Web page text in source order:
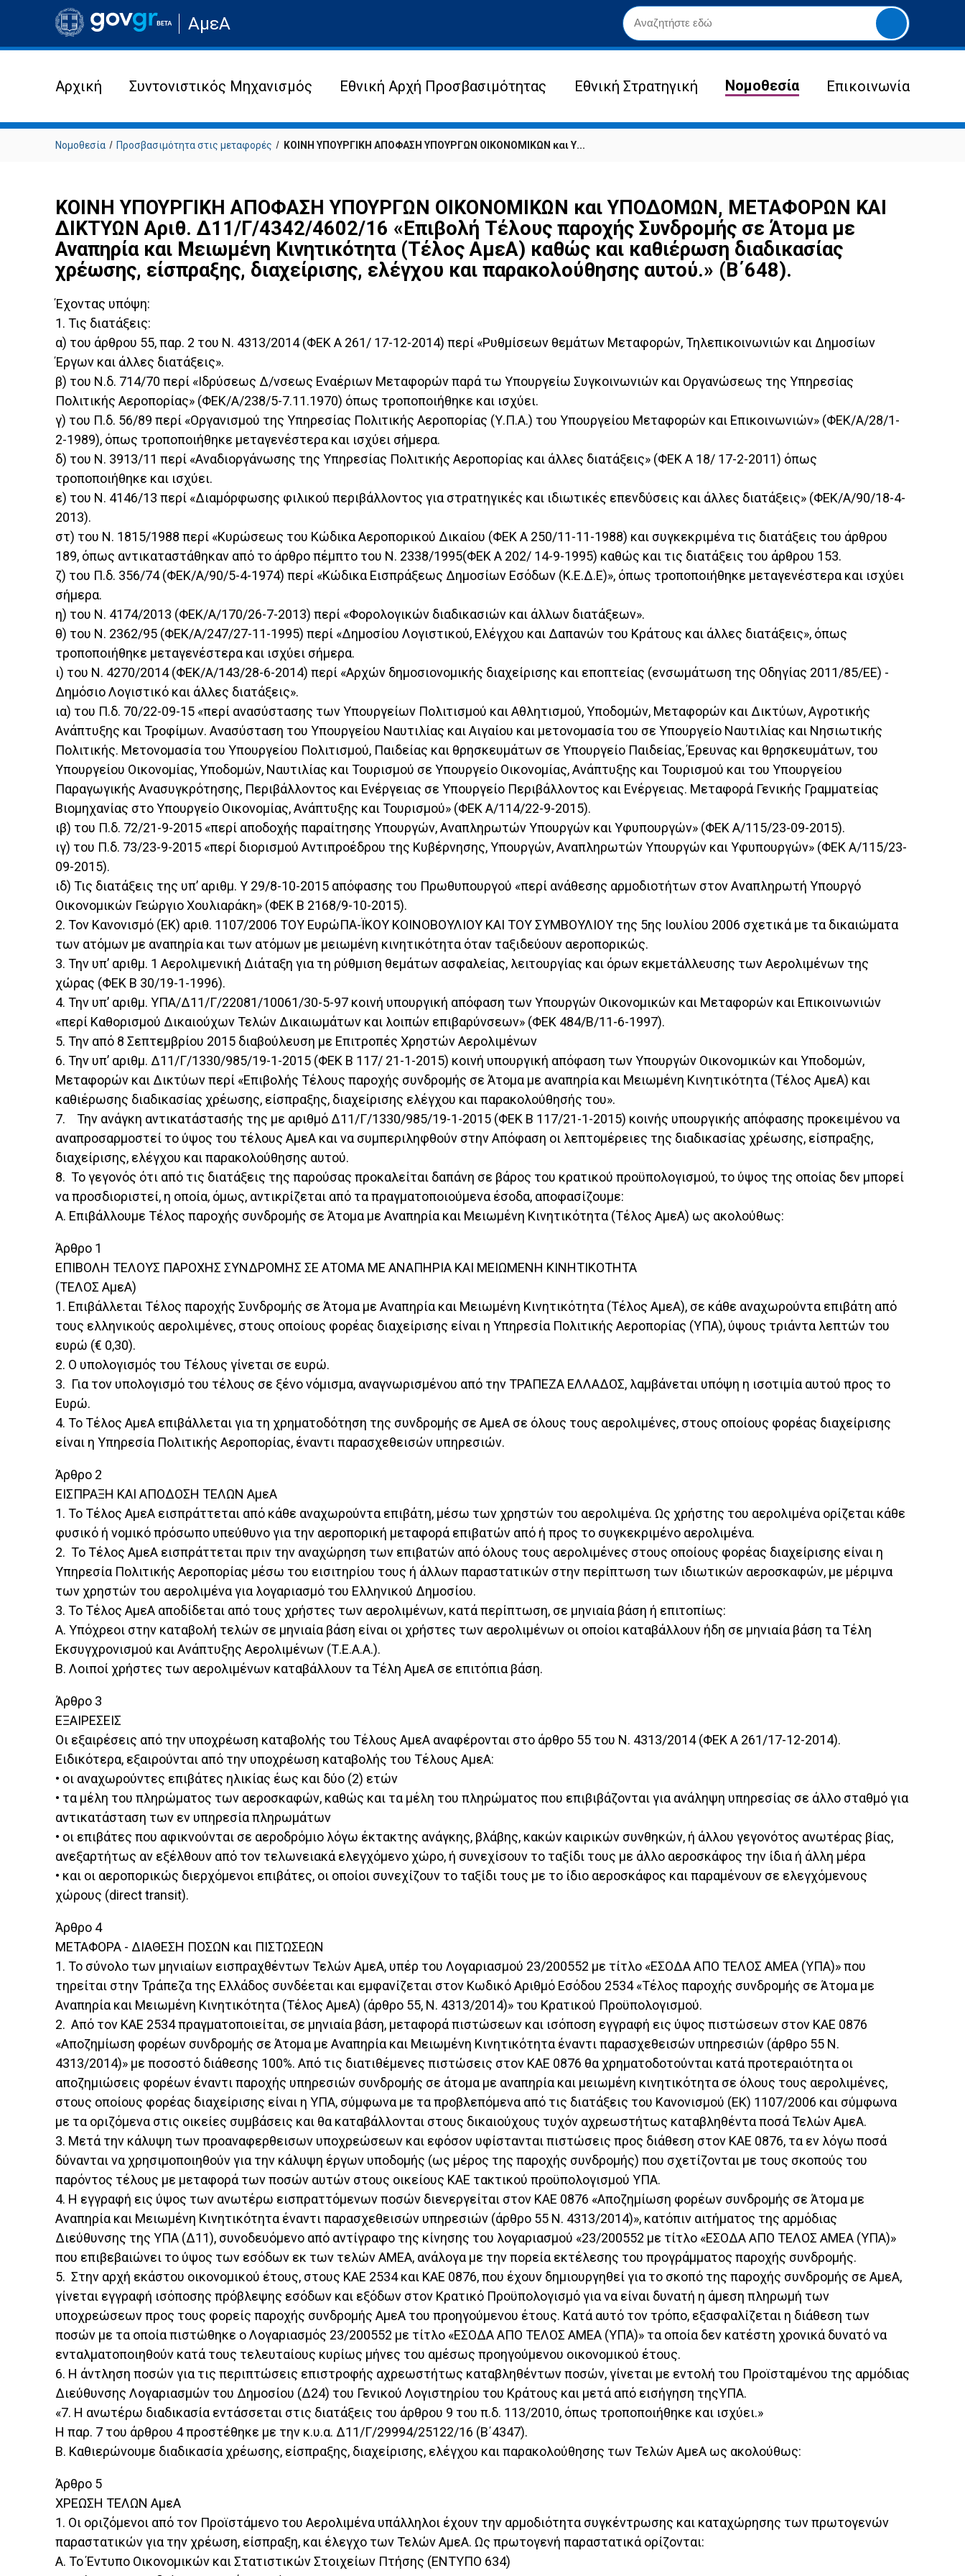
Μετάβαση
στην
σελίδα
ιστότοπου
ΑμεΑ
Yποβολή
αναζήτησης
Αρχική Συντονιστικός Μηχανισμός Εθνική Αρχή Προσβασιμότητας Εθνική Στρατηγική Νομοθεσία Επικοινωνία
Νομοθεσία Προσβασιμότητα στις μεταφορές ΚΟΙΝΗ ΥΠΟΥΡΓΙΚΗ ΑΠΟΦΑΣΗ ΥΠΟΥΡΓΩΝ ΟΙΚΟΝΟΜΙΚΩΝ και Υ...
ΚΟΙΝΗ ΥΠΟΥΡΓΙΚΗ ΑΠΟΦΑΣΗ ΥΠΟΥΡΓΩΝ ΟΙΚΟΝΟΜΙΚΩΝ και ΥΠΟΔΟΜΩΝ, ΜΕΤΑΦΟΡΩΝ ΚΑΙ
ΔΙΚΤΥΩΝ Αριθ. Δ11/Γ/4342/4602/16 «Επιβολή Τέλους παροχής Συνδρομής σε Άτομα με
Αναπηρία και Μειωμένη Κινητικότητα (Τέλος ΑμεΑ) καθώς και καθιέρωση διαδικασίας
χρέωσης, είσπραξης, διαχείρισης, ελέγχου και παρακολούθησης αυτού.» (Β΄648).
Έχοντας υπόψη:
1. Τις διατάξεις:
α) του άρθρου 55, παρ. 2 του Ν. 4313/2014 (ΦΕΚ Α 261/ 17-12-2014) περί «Ρυθμίσεων θεμάτων Μεταφορών, Τηλεπικοινωνιών και Δημοσίων
Έργων και άλλες διατάξεις».
β) του Ν.δ. 714/70 περί «Ιδρύσεως Δ/νσεως Εναέριων Μεταφορών παρά τω Υπουργείω Συγκοινωνιών και Οργανώσεως της Υπηρεσίας
Πολιτικής Αεροπορίας» (ΦΕΚ/Α/238/5-7.11.1970) όπως τροποποιήθηκε και ισχύει.
γ) του Π.δ. 56/89 περί «Οργανισμού της Υπηρεσίας Πολιτικής Αεροπορίας (Υ.Π.Α.) του Υπουργείου Μεταφορών και Επικοινωνιών» (ΦΕΚ/Α/28/1-
2-1989), όπως τροποποιήθηκε μεταγενέστερα και ισχύει σήμερα.
δ) του Ν. 3913/11 περί «Αναδιοργάνωσης της Υπηρεσίας Πολιτικής Αεροπορίας και άλλες διατάξεις» (ΦΕΚ Α 18/ 17-2-2011) όπως
τροποποιήθηκε και ισχύει.
ε) του Ν. 4146/13 περί «Διαμόρφωσης φιλικού περιβάλλοντος για στρατηγικές και ιδιωτικές επενδύσεις και άλλες διατάξεις» (ΦΕΚ/Α/90/18-4-
2013).
στ) του Ν. 1815/1988 περί «Κυρώσεως του Κώδικα Αεροπορικού Δικαίου (ΦΕΚ Α 250/11-11-1988) και συγκεκριμένα τις διατάξεις του άρθρου
189, όπως αντικαταστάθηκαν από το άρθρο πέμπτο του Ν. 2338/1995(ΦΕΚ Α 202/ 14-9-1995) καθώς και τις διατάξεις του άρθρου 153.
ζ) του Π.δ. 356/74 (ΦΕΚ/Α/90/5-4-1974) περί «Κώδικα Εισπράξεως Δημοσίων Εσόδων (Κ.Ε.Δ.Ε)», όπως τροποποιήθηκε μεταγενέστερα και ισχύει
σήμερα.
η) του Ν. 4174/2013 (ΦΕΚ/Α/170/26-7-2013) περί «Φορολογικών διαδικασιών και άλλων διατάξεων».
θ) του Ν. 2362/95 (ΦΕΚ/Α/247/27-11-1995) περί «Δημοσίου Λογιστικού, Ελέγχου και Δαπανών του Κράτους και άλλες διατάξεις», όπως
τροποποιήθηκε μεταγενέστερα και ισχύει σήμερα.
ι) του Ν. 4270/2014 (ΦΕΚ/Α/143/28-6-2014) περί «Αρχών δημοσιονομικής διαχείρισης και εποπτείας (ενσωμάτωση της Οδηγίας 2011/85/ΕΕ) -
Δημόσιο Λογιστικό και άλλες διατάξεις».
ια) του Π.δ. 70/22-09-15 «περί ανασύστασης των Υπουργείων Πολιτισμού και Αθλητισμού, Υποδομών, Μεταφορών και Δικτύων, Αγροτικής
Ανάπτυξης και Τροφίμων. Ανασύσταση του Υπουργείου Ναυτιλίας και Αιγαίου και μετονομασία του σε Υπουργείο Ναυτιλίας και Νησιωτικής
Πολιτικής. Μετονομασία του Υπουργείου Πολιτισμού, Παιδείας και θρησκευμάτων σε Υπουργείο Παιδείας, Έρευνας και θρησκευμάτων, του
Υπουργείου Οικονομίας, Υποδομών, Ναυτιλίας και Τουρισμού σε Υπουργείο Οικονομίας, Ανάπτυξης και Τουρισμού και του Υπουργείου
Παραγωγικής Ανασυγκρότησης, Περιβάλλοντος και Ενέργειας σε Υπουργείο Περιβάλλοντος και Ενέργειας. Μεταφορά Γενικής Γραμματείας
Βιομηχανίας στο Υπουργείο Οικονομίας, Ανάπτυξης και Τουρισμού» (ΦΕΚ Α/114/22-9-2015).
ιβ) του Π.δ. 72/21-9-2015 «περί αποδοχής παραίτησης Υπουργών, Αναπληρωτών Υπουργών και Υφυπουργών» (ΦΕΚ Α/115/23-09-2015).
ιγ) του Π.δ. 73/23-9-2015 «περί διορισμού Αντιπροέδρου της Κυβέρνησης, Υπουργών, Αναπληρωτών Υπουργών και Υφυπουργών» (ΦΕΚ Α/115/23-
09-2015).
ιδ) Τις διατάξεις της υπ’ αριθμ. Υ 29/8-10-2015 απόφασης του Πρωθυπουργού «περί ανάθεσης αρμοδιοτήτων στον Αναπληρωτή Υπουργό
Οικονομικών Γεώργιο Χουλιαράκη» (ΦΕΚ Β 2168/9-10-2015).
2. Τον Κανονισμό (ΕΚ) αριθ. 1107/2006 ΤΟΥ ΕυρώΠΑ-ΪΚΟΥ ΚΟΙΝΟΒΟΥΛΙΟΥ ΚΑΙ ΤΟΥ ΣΥΜΒΟΥΛΙΟΥ της 5ης Ιουλίου 2006 σχετικά με τα δικαιώματα
των ατόμων με αναπηρία και των ατόμων με μειωμένη κινητικότητα όταν ταξιδεύουν αεροπορικώς.
3. Την υπ’ αριθμ. 1 Αερολιμενική Διάταξη για τη ρύθμιση θεμάτων ασφαλείας, λειτουργίας και όρων εκμετάλλευσης των Αερολιμένων της
χώρας (ΦΕΚ Β 30/19-1-1996).
4. Την υπ’ αριθμ. ΥΠΑ/Δ11/Γ/22081/10061/30-5-97 κοινή υπουργική απόφαση των Υπουργών Οικονομικών και Μεταφορών και Επικοινωνιών
«περί Καθορισμού Δικαιούχων Τελών Δικαιωμάτων και λοιπών επιβαρύνσεων» (ΦΕΚ 484/Β/11-6-1997).
5. Την από 8 Σεπτεμβρίου 2015 διαβούλευση με Επιτροπές Χρηστών Αερολιμένων
6. Την υπ’ αριθμ. Δ11/Γ/1330/985/19-1-2015 (ΦΕΚ Β 117/ 21-1-2015) κοινή υπουργική απόφαση των Υπουργών Οικονομικών και Υποδομών,
Μεταφορών και Δικτύων περί «Επιβολής Τέλους παροχής συνδρομής σε Άτομα με αναπηρία και Μειωμένη Κινητικότητα (Τέλος ΑμεΑ) και
καθιέρωσης διαδικασίας χρέωσης, είσπραξης, διαχείρισης ελέγχου και παρακολούθησής του».
7. Την ανάγκη αντικατάστασής της με αριθμό Δ11/Γ/1330/985/19-1-2015 (ΦΕΚ Β 117/21-1-2015) κοινής υπουργικής απόφασης προκειμένου να
αναπροσαρμοστεί το ύψος του τέλους ΑμεΑ και να συμπεριληφθούν στην Απόφαση οι λεπτομέρειες της διαδικασίας χρέωσης, είσπραξης,
διαχείρισης, ελέγχου και παρακολούθησης αυτού.
8. Το γεγονός ότι από τις διατάξεις της παρούσας προκαλείται δαπάνη σε βάρος του κρατικού προϋπολογισμού, το ύψος της οποίας δεν μπορεί
να προσδιοριστεί, η οποία, όμως, αντικρίζεται από τα πραγματοποιούμενα έσοδα, αποφασίζουμε:
Α. Επιβάλλουμε Τέλος παροχής συνδρομής σε Άτομα με Αναπηρία και Μειωμένη Κινητικότητα (Τέλος ΑμεΑ) ως ακολούθως:
Άρθρο 1
ΕΠΙΒΟΛΗ ΤΕΛΟΥΣ ΠΑΡΟΧΗΣ ΣΥΝΔΡΟΜΗΣ ΣΕ ΑΤΟΜΑ ΜΕ ΑΝΑΠΗΡΙΑ ΚΑΙ ΜΕΙΩΜΕΝΗ ΚΙΝΗΤΙΚΟΤΗΤΑ
(ΤΕΛΟΣ ΑμεΑ)
1. Επιβάλλεται Τέλος παροχής Συνδρομής σε Άτομα με Αναπηρία και Μειωμένη Κινητικότητα (Τέλος ΑμεΑ), σε κάθε αναχωρούντα επιβάτη από
τους ελληνικούς αερολιμένες, στους οποίους φορέας διαχείρισης είναι η Υπηρεσία Πολιτικής Αεροπορίας (ΥΠΑ), ύψους τριάντα λεπτών του
ευρώ (€ 0,30).
2. Ο υπολογισμός του Τέλους γίνεται σε ευρώ.
3. Για τον υπολογισμό του τέλους σε ξένο νόμισμα, αναγνωρισμένου από την ΤΡΑΠΕΖΑ ΕΛΛΑΔΟΣ, λαμβάνεται υπόψη η ισοτιμία αυτού προς το
Ευρώ.
4. Το Τέλος ΑμεΑ επιβάλλεται για τη χρηματοδότηση της συνδρομής σε ΑμεΑ σε όλους τους αερολιμένες, στους οποίους φορέας διαχείρισης
είναι η Υπηρεσία Πολιτικής Αεροπορίας, έναντι παρασχεθεισών υπηρεσιών.
Άρθρο 2
ΕΙΣΠΡΑΞΗ ΚΑΙ ΑΠΟΔΟΣΗ ΤΕΛΩΝ ΑμεΑ
1. Το Τέλος ΑμεΑ εισπράττεται από κάθε αναχωρούντα επιβάτη, μέσω των χρηστών του αερολιμένα. Ως χρήστης του αερολιμένα ορίζεται κάθε
φυσικό ή νομικό πρόσωπο υπεύθυνο για την αεροπορική μεταφορά επιβατών από ή προς το συγκεκριμένο αερολιμένα.
2. Το Τέλος ΑμεΑ εισπράττεται πριν την αναχώρηση των επιβατών από όλους τους αερολιμένες στους οποίους φορέας διαχείρισης είναι η
Υπηρεσία Πολιτικής Αεροπορίας μέσω του εισιτηρίου τους ή άλλων παραστατικών στην περίπτωση των ιδιωτικών αεροσκαφών, με μέριμνα
των χρηστών του αερολιμένα για λογαριασμό του Ελληνικού Δημοσίου.
3. Το Τέλος ΑμεΑ αποδίδεται από τους χρήστες των αερολιμένων, κατά περίπτωση, σε μηνιαία βάση ή επιτοπίως:
Α. Υπόχρεοι στην καταβολή τελών σε μηνιαία βάση είναι οι χρήστες των αερολιμένων οι οποίοι καταβάλλουν ήδη σε μηνιαία βάση τα Τέλη
Εκσυγχρονισμού και Ανάπτυξης Αερολιμένων (Τ.Ε.Α.Α.).
Β. Λοιποί χρήστες των αερολιμένων καταβάλλουν τα Τέλη ΑμεΑ σε επιτόπια βάση.
Άρθρο 3
ΕΞΑΙΡΕΣΕΙΣ
Οι εξαιρέσεις από την υποχρέωση καταβολής του Τέλους ΑμεΑ αναφέρονται στο άρθρο 55 του Ν. 4313/2014 (ΦΕΚ Α 261/17-12-2014).
Ειδικότερα, εξαιρούνται από την υποχρέωση καταβολής του Τέλους ΑμεΑ:
• οι αναχωρούντες επιβάτες ηλικίας έως και δύο (2) ετών
• τα μέλη του πληρώματος των αεροσκαφών, καθώς και τα μέλη του πληρώματος που επιβιβάζονται για ανάληψη υπηρεσίας σε άλλο σταθμό για
αντικατάσταση των εν υπηρεσία πληρωμάτων
• οι επιβάτες που αφικνούνται σε αεροδρόμιο λόγω έκτακτης ανάγκης, βλάβης, κακών καιρικών συνθηκών, ή άλλου γεγονότος ανωτέρας βίας,
ανεξαρτήτως αν εξέλθουν από τον τελωνειακά ελεγχόμενο χώρο, ή συνεχίσουν το ταξίδι τους με άλλο αεροσκάφος την ίδια ή άλλη μέρα
• και οι αεροπορικώς διερχόμενοι επιβάτες, οι οποίοι συνεχίζουν το ταξίδι τους με το ίδιο αεροσκάφος και παραμένουν σε ελεγχόμενους
χώρους (direct transit).
Άρθρο 4
ΜΕΤΑΦΟΡΑ - ΔΙΑΘΕΣΗ ΠΟΣΩΝ και ΠΙΣΤΩΣΕΩΝ
1. Το σύνολο των μηνιαίων εισπραχθέντων Τελών ΑμεΑ, υπέρ του Λογαριασμού 23/200552 με τίτλο «ΕΣΟΔΑ ΑΠΟ ΤΕΛΟΣ ΑΜΕΑ (ΥΠΑ)» που
τηρείται στην Τράπεζα της Ελλάδος συνδέεται και εμφανίζεται στον Κωδικό Αριθμό Εσόδου 2534 «Τέλος παροχής συνδρομής σε Άτομα με
Αναπηρία και Μειωμένη Κινητικότητα (Τέλος ΑμεΑ) (άρθρο 55, Ν. 4313/2014)» του Κρατικού Προϋπολογισμού.
2. Από τον ΚΑΕ 2534 πραγματοποιείται, σε μηνιαία βάση, μεταφορά πιστώσεων και ισόποση εγγραφή εις ύψος πιστώσεων στον ΚΑΕ 0876
«Αποζημίωση φορέων συνδρομής σε Άτομα με Αναπηρία και Μειωμένη Κινητικότητα έναντι παρασχεθεισών υπηρεσιών (άρθρο 55 Ν.
4313/2014)» με ποσοστό διάθεσης 100%. Από τις διατιθέμενες πιστώσεις στον ΚΑΕ 0876 θα χρηματοδοτούνται κατά προτεραιότητα οι
αποζημιώσεις φορέων έναντι παροχής υπηρεσιών συνδρομής σε άτομα με αναπηρία και μειωμένη κινητικότητα σε όλους τους αερολιμένες,
στους οποίους φορέας διαχείρισης είναι η ΥΠΑ, σύμφωνα με τα προβλεπόμενα από τις διατάξεις του Κανονισμού (ΕΚ) 1107/2006 και σύμφωνα
με τα οριζόμενα στις οικείες συμβάσεις και θα καταβάλλονται στους δικαιούχους τυχόν αχρεωστήτως καταβληθέντα ποσά Τελών ΑμεΑ.
3. Μετά την κάλυψη των προαναφερθεισων υποχρεώσεων και εφόσον υφίστανται πιστώσεις προς διάθεση στον ΚΑΕ 0876, τα εν λόγω ποσά
δύνανται να χρησιμοποιηθούν για την κάλυψη έργων υποδομής (ως μέρος της παροχής συνδρομής) που σχετίζονται με τους σκοπούς του
παρόντος τέλους με μεταφορά των ποσών αυτών στους οικείους ΚΑΕ τακτικού προϋπολογισμού ΥΠΑ.
4. Η εγγραφή εις ύψος των ανωτέρω εισπραττόμενων ποσών διενεργείται στον ΚΑΕ 0876 «Αποζημίωση φορέων συνδρομής σε Άτομα με
Αναπηρία και Μειωμένη Κινητικότητα έναντι παρασχεθεισών υπηρεσιών (άρθρο 55 Ν. 4313/2014)», κατόπιν αιτήματος της αρμόδιας
Διεύθυνσης της ΥΠΑ (Δ11), συνοδευόμενο από αντίγραφο της κίνησης του λογαριασμού «23/200552 με τίτλο «ΕΣΟΔΑ ΑΠΟ ΤΕΛΟΣ ΑΜΕΑ (ΥΠΑ)»
που επιβεβαιώνει το ύψος των εσόδων εκ των τελών ΑΜΕΑ, ανάλογα με την πορεία εκτέλεσης του προγράμματος παροχής συνδρομής.
5. Στην αρχή εκάστου οικονομικού έτους, στους ΚΑΕ 2534 και ΚΑΕ 0876, που έχουν δημιουργηθεί για το σκοπό της παροχής συνδρομής σε ΑμεΑ,
γίνεται εγγραφή ισόποσης πρόβλεψης εσόδων και εξόδων στον Κρατικό Προϋπολογισμό για να είναι δυνατή η άμεση πληρωμή των
υποχρεώσεων προς τους φορείς παροχής συνδρομής ΑμεΑ του προηγούμενου έτους. Κατά αυτό τον τρόπο, εξασφαλίζεται η διάθεση των
ποσών με τα οποία πιστώθηκε ο Λογαριασμός 23/200552 με τίτλο «ΕΣΟΔΑ ΑΠΟ ΤΕΛΟΣ ΑΜΕΑ (ΥΠΑ)» τα οποία δεν κατέστη χρονικά δυνατό να
ενταλματοποιηθούν κατά τους τελευταίους κυρίως μήνες του αμέσως προηγούμενου οικονομικού έτους.
6. Η άντληση ποσών για τις περιπτώσεις επιστροφής αχρεωστήτως καταβληθέντων ποσών, γίνεται με εντολή του Προϊσταμένου της αρμόδιας
Διεύθυνσης Λογαριασμών του Δημοσίου (Δ24) του Γενικού Λογιστηρίου του Κράτους και μετά από εισήγηση τηςΥΠΑ.
«7. Η ανωτέρω διαδικασία εντάσσεται στις διατάξεις του άρθρου 9 του π.δ. 113/2010, όπως τροποποιήθηκε και ισχύει.»
Η παρ. 7 του άρθρου 4 προστέθηκε με την κ.υ.α. Δ11/Γ/29994/25122/16 (Β΄4347).
Β. Καθιερώνουμε διαδικασία χρέωσης, είσπραξης, διαχείρισης, ελέγχου και παρακολούθησης των Τελών ΑμεΑ ως ακολούθως:
Άρθρο 5
ΧΡΕΩΣΗ ΤΕΛΩΝ ΑμεΑ
1. Οι οριζόμενοι από τον Προϊστάμενο του Αερολιμένα υπάλληλοι έχουν την αρμοδιότητα συγκέντρωσης και καταχώρησης των πρωτογενών
παραστατικών για την χρέωση, είσπραξη, και έλεγχο των Τελών ΑμεΑ. Ως πρωτογενή παραστατικά ορίζονται:
Α. Το Έντυπο Οικονομικών και Στατιστικών Στοιχείων Πτήσης (ΕΝΤΥΠΟ 634)